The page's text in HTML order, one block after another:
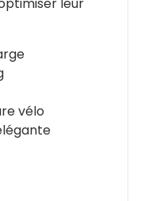
leur
vélo